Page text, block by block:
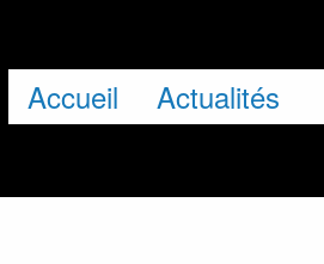
Accueil Actualités